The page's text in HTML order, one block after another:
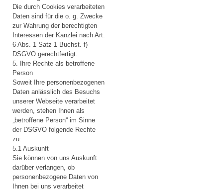
Die durch Cookies verarbeiteten
Daten sind für die o. g. Zwecke
zur Wahrung der berechtigten
Interessen der Kanzlei nach Art.
6 Abs. 1 Satz 1 Buchst. f)
DSGVO gerechtfertigt.
5. Ihre Rechte als betroffene
Person
Soweit Ihre personenbezogenen
Daten anlässlich des Besuchs
unserer Webseite verarbeitet
werden, stehen Ihnen als
„betroffene Person“ im Sinne
der DSGVO folgende Rechte
zu:
5.1 Auskunft
Sie können von uns Auskunft
darüber verlangen, ob
personenbezogene Daten von
Ihnen bei uns verarbeitet